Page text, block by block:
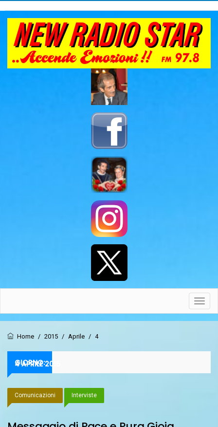
Home / 2015 / Aprile / 4
GIORNO:
4 APRILE 2015
Comunicazioni Interviste